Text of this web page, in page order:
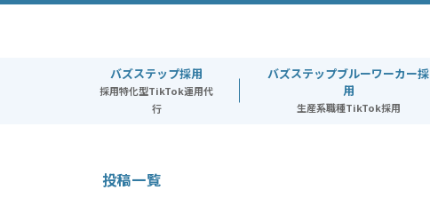
バズステップ採用
採用特化型TikTok運用代
行
バズステップブルーワーカー採
用
生産系職種TikTok採用
投稿一覧